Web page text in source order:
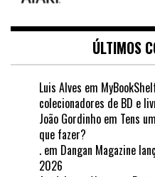
ÚLTIMOS
Luis Alves em
colecionadores de BD e
João Gordinho em Tens
que fazer?
. em Dangan Magazine
2026